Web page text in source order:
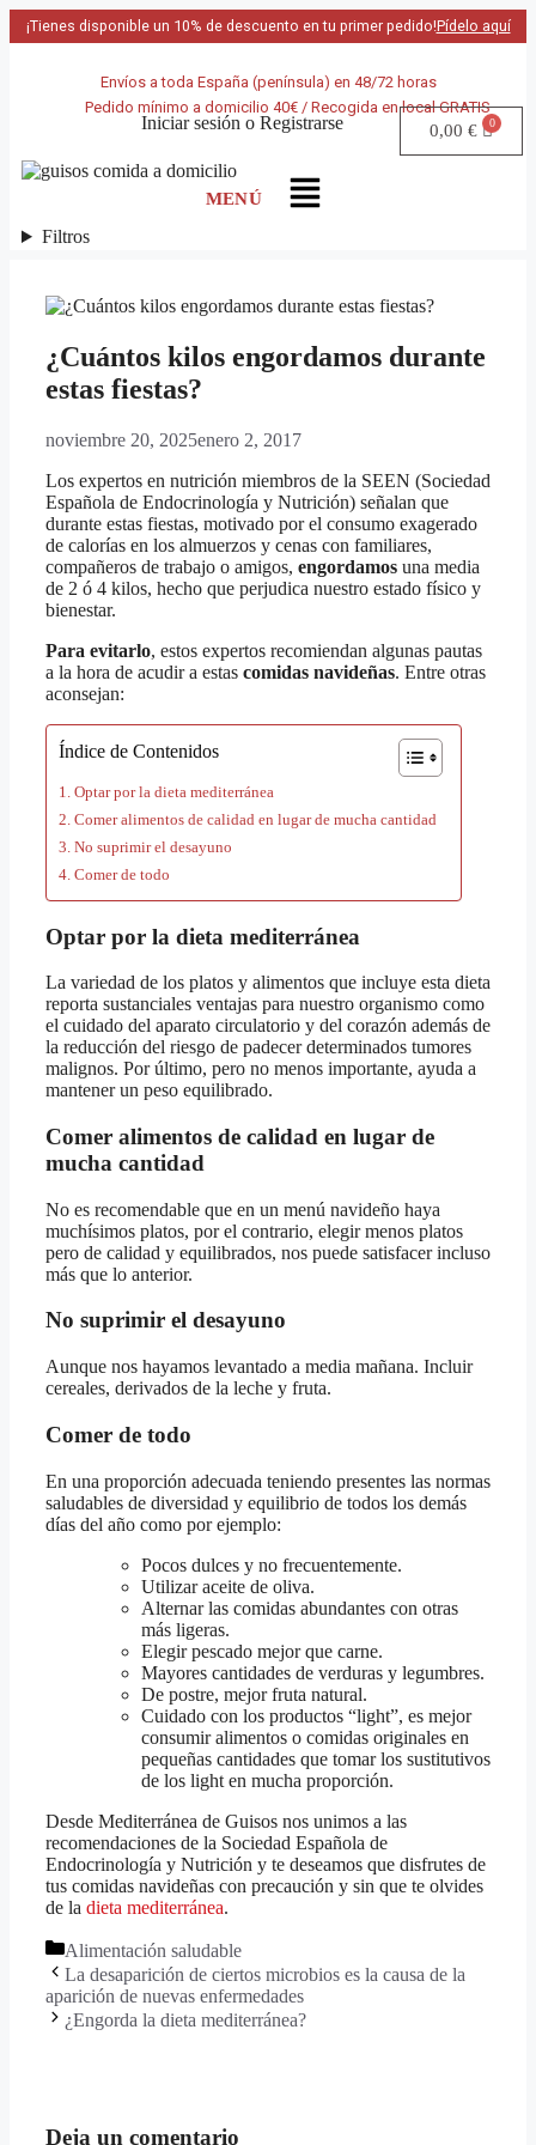
¡Tienes disponible un 10% de descuento en tu primer pedido!Pídelo aquí
Envíos a toda España (península) en 48/72 horas
Pedido mínimo a domicilio 40€ / Recogida en local GRATIS
Iniciar sesión o Registrarse 0,00 €
Filtros
¿Cuántos kilos engordamos durante
estas fiestas?
noviembre 20, 2025enero 2, 2017
Los expertos en nutrición miembros de la SEEN (Sociedad
Española de Endocrinología y Nutrición) señalan que
durante estas fiestas, motivado por el consumo exagerado
de calorías en los almuerzos y cenas con familiares,
compañeros de trabajo o amigos, engordamos una media
de 2 ó 4 kilos, hecho que perjudica nuestro estado físico y
bienestar.
Para evitarlo, estos expertos recomiendan algunas pautas
a la hora de acudir a estas comidas navideñas. Entre otras
aconsejan:
Índice de Contenidos
Optar por la dieta mediterránea
Comer alimentos de calidad en lugar de mucha cantidad
No suprimir el desayuno
Comer de todo
Optar por la dieta mediterránea
La variedad de los platos y alimentos que incluye esta dieta
reporta sustanciales ventajas para nuestro organismo como
el cuidado del aparato circulatorio y del corazón además de
la reducción del riesgo de padecer determinados tumores
malignos. Por último, pero no menos importante, ayuda a
mantener un peso equilibrado.
Comer alimentos de calidad en lugar de
mucha cantidad
No es recomendable que en un menú navideño haya
muchísimos platos, por el contrario, elegir menos platos
pero de calidad y equilibrados, nos puede satisfacer incluso
más que lo anterior.
No suprimir el desayuno
Aunque nos hayamos levantado a media mañana. Incluir
cereales, derivados de la leche y fruta.
Comer de todo
En una proporción adecuada teniendo presentes las normas
saludables de diversidad y equilibrio de todos los demás
días del año como por ejemplo:
Pocos dulces y no frecuentemente.
Utilizar aceite de oliva.
Alternar las comidas abundantes con otras
más ligeras.
Elegir pescado mejor que carne.
Mayores cantidades de verduras y legumbres.
De postre, mejor fruta natural.
Cuidado con los productos “light”, es mejor
consumir alimentos o comidas originales en
pequeñas cantidades que tomar los sustitutivos
de los light en mucha proporción.
Desde Mediterránea de Guisos nos unimos a las
recomendaciones de la Sociedad Española de
Endocrinología y Nutrición y te deseamos que disfrutes de
tus comidas navideñas con precaución y sin que te olvides
de la dieta mediterránea.
Alimentación saludable
La desaparición de ciertos microbios es la causa de la
aparición de nuevas enfermedades
¿Engorda la dieta mediterránea?
Deja un comentario